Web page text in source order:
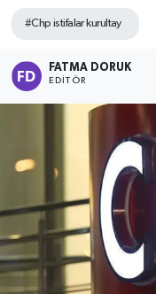
#Chp istifalar kurultay
FATMA DORUK
EDITÖR